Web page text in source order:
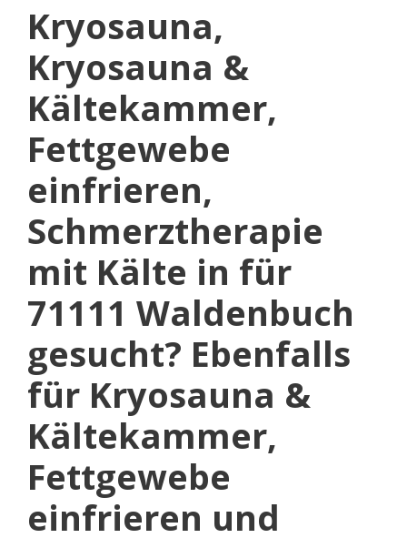
Kryosauna,
Kryosauna &
Kältekammer,
Fettgewebe
einfrieren,
Schmerztherapie
mit Kälte in für
71111 Waldenbuch
gesucht? Ebenfalls
für Kryosauna &
Kältekammer,
Fettgewebe
einfrieren und